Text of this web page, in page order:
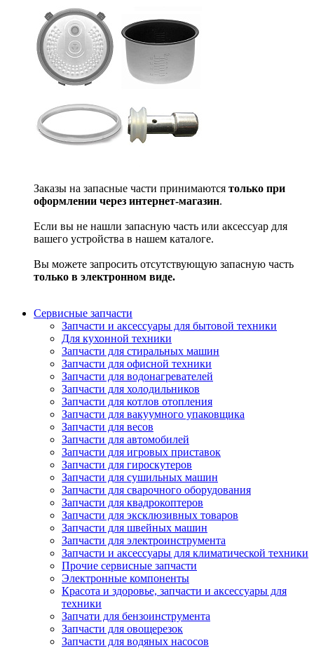
Заказы на запасные части принимаются только при
оформлении через интернет-магазин.
Если вы не нашли запасную часть или аксессуар для
вашего устройства в нашем каталоге.
Вы можете запросить отсутствующую запасную часть
только в электронном виде.
Сервисные запчасти
Запчасти и аксессуары для бытовой техники
Для кухонной техники
Запчасти для стиральных машин
Запчасти для офисной техники
Запчасти для водонагревателей
Запчасти для холодильников
Запчасти для котлов отопления
Запчасти для вакуумного упаковщика
Запчасти для весов
Запчасти для автомобилей
Запчасти для игровых приставок
Запчасти для гироскутеров
Запчасти для сушильных машин
Запчасти для сварочного оборудования
Запчасти для квадрокоптеров
Запчасти для эксклюзивных товаров
Запчасти для швейных машин
Запчасти для электроинструмента
Запчасти и аксессуары для климатической техники
Прочие сервисные запчасти
Электронные компоненты
Красота и здоровье, запчасти и аксессуары для
техники
Запчати для бензоинструмента
Запчасти для овощерезок
Запчасти для водяных насосов